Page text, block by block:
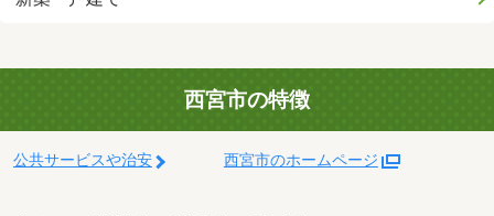
西宮市の特徴
公共サービスや治安 西宮市のホームページ